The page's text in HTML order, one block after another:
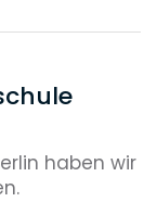
haben wir